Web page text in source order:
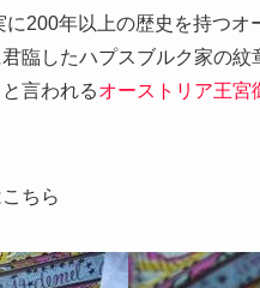
200年以上の歴史を持つ
臨したハプスブルク家の
言われるオーストリア王宮
ちら